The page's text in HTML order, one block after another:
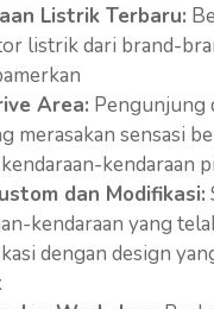
Listrik Terbaru:
listrik dari brand-
Area: Pengunjung
merasakan sensasi
kendaraan
dan Modifikasi:
kendaraan yang
dengan design